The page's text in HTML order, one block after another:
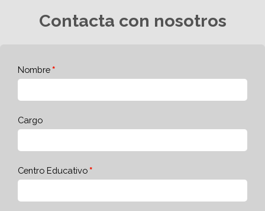
Contacta con nosotros
Nombre
Cargo
Centro Educativo